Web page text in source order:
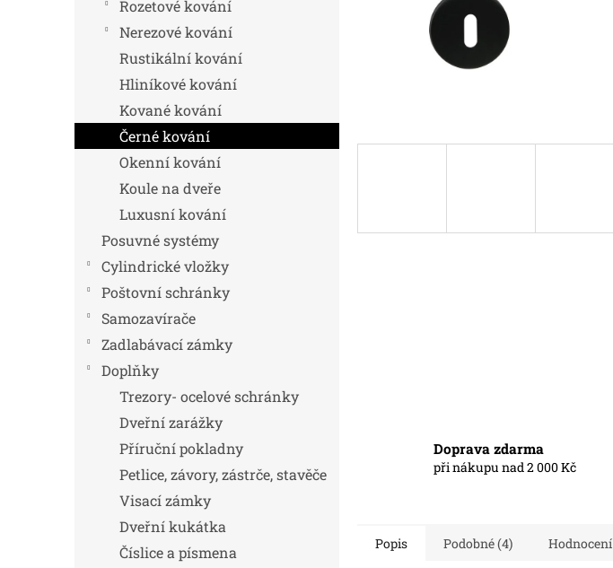
Rozetové kování
Nerezové kování
Rustikální kování
Hliníkové kování
Kované kování
Černé kování
Okenní kování
Koule na dveře
Luxusní kování
Posuvné systémy
Cylindrické vložky
Poštovní schránky
Samozavírače
Zadlabávací zámky
Doplňky
Trezory- ocelové schránky
Dveřní zarážky
Příruční pokladny
Petlice, závory, zástrče, stavěče
Visací zámky
Dveřní kukátka
Číslice a písmena
Doprava zdarma
při nákupu nad 2 000 Kč
Popis Podobné (4) Hodnocení